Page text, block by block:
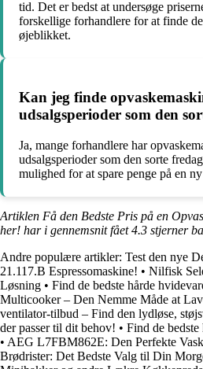
tid. Det er bedst at undersøge
forskellige forhandlere for at finde
øjeblikket.
Kan jeg finde
udsalgsperioder som den
Ja, mange forhandlere har
udsalgsperioder som den sorte
mulighed for at spare penge på en
Artiklen Få den Bedste Pris på en
her! har i gennemsnit fået4.3 stjerner
Andre populære artikler: Test den nye
21.117.B Espressomaskine! • Nilfisk
Løsning • Find de bedste hårde
Multicooker – Den Nemme Måde at
ventilator-tilbud – Find den lydløse,
der passer til dit behov! • Find de
• AEG L7FBM862E: Den Perfekte
Brødrister: Det Bedste Valg til Din